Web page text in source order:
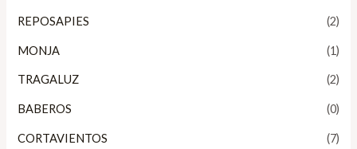
REPOSAPIES (2)
MONJA (1)
TRAGALUZ (2)
BABEROS (0)
CORTAVIENTOS (7)